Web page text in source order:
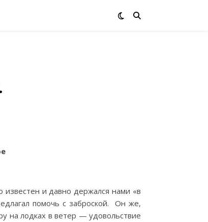
и давно держался нами «в
помочь с заброской. Он же,
на лодках в ветер — удовольствие